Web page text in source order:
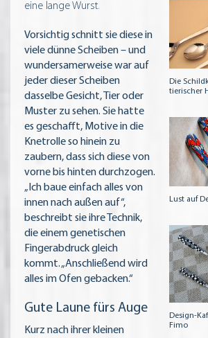
Die
tierischer
Lust auf
Design-
Fimo
eine lange Wurst.
Vorsichtig schnitt sie diese in
viele dünne Scheiben – und
wundersamerweise war auf
jeder dieser Scheiben
dasselbe Gesicht, Tier oder
Muster zu sehen. Sie hatte
es geschafft, Motive in die
Knetrolle so hinein zu
zaubern, dass sich diese von
vorne bis hinten durchzogen.
„Ich baue einfach alles von
innen nach außen auf“,
beschreibt sie ihre Technik,
die einem genetischen
Fingerabdruck gleich
kommt. „Anschließend wird
alles im Ofen gebacken.“
Gute Laune fürs Auge
Kurz nach ihrer kleinen